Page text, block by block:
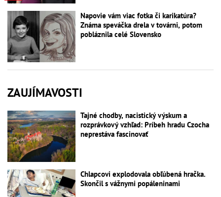
Napovie vám viac fotka či karikatúra?
Známa speváčka drela v továrni, potom
pobláznila celé Slovensko
ZAUJÍMAVOSTI
Tajné chodby, nacistický výskum a
rozprávkový vzhľad: Príbeh hradu Czocha
neprestáva fascinovať
Chlapcovi explodovala obľúbená hračka.
Skončil s vážnymi popáleninami